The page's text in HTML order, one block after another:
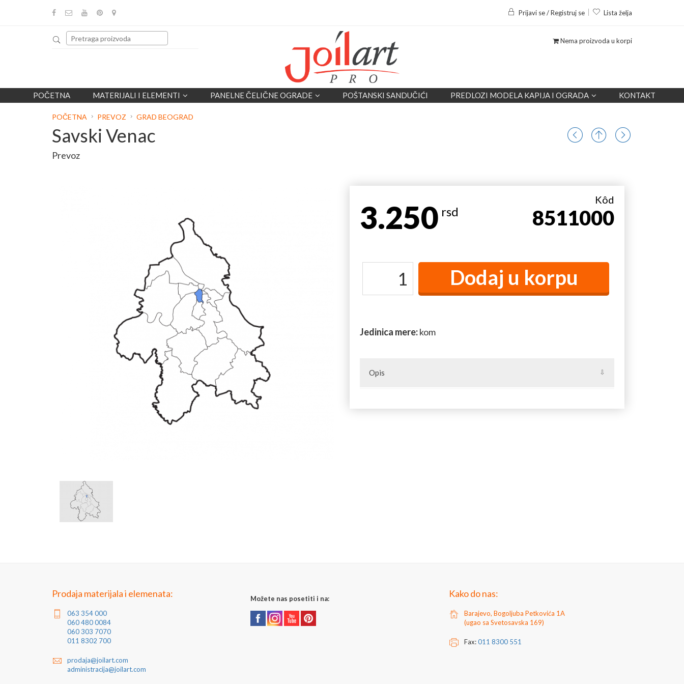
Prijavi se / Registruj se Lista želja
Nema proizvoda u korpi
POČETNA MATERIJALI I ELEMENTI PANELNE ČELIČNE OGRADE POŠTANSKI SANDUČIĆI PREDLOZI MODELA KAPIJA I OGRADA KONTAKT
POČETNA PREVOZ GRAD BEOGRAD
Savski Venac
Prevoz
3.250 rsd
Kôd
8511000
Jedinica mere:kom
Opis
Prodaja materijala i elemenata:
063 354 000
060 480 0084
060 303 7070
011 8302 700
prodaja@joilart.com
administracija@joilart.com
Možete nas posetiti i na: Kako do nas:
Barajevo, Bogoljuba Petkovića 1A
(ugao sa Svetosavska 169)
Fax:011 8300 551